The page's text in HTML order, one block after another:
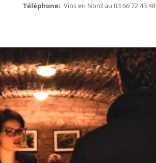
Téléphone: Vins en Nord au 03 66 72 43 48